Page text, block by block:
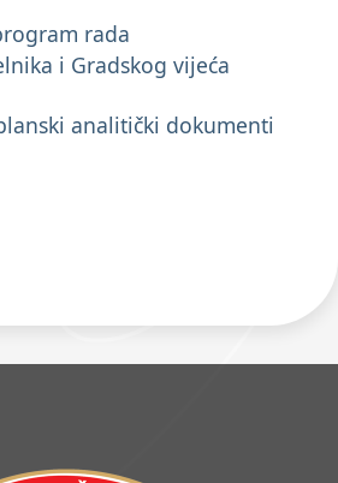
rada
i Gradskog vijeća
analitički dokumenti